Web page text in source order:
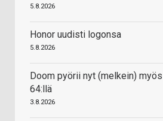
5.8.2026
Honor uudisti logonsa
5.8.2026
Doom pyörii nyt (melkein)
64:llä
3.8.2026